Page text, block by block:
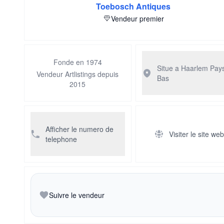
Toebosch Antiques
Vendeur premier
Fonde en 1974
Vendeur Artlistings depuis
2015
Situe a Haarlem
Bas
Afficher le numero de
telephone
Visiter le site web
Suivre le vendeur